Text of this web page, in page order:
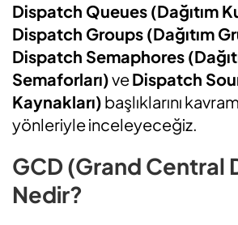
Dispatch Queues (Dağıtım
Dispatch Groups (Dağıtım
Dispatch Semaphores
Semaforları)veDispatch
Kaynakları) başlıklarını
yönleriyle inceleyeceğiz.
GCD (Grand Central
Nedir?